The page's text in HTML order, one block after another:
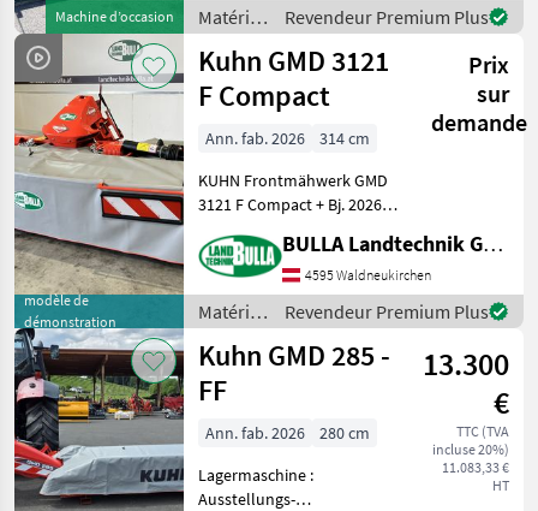
Machine d’occasion
de
Matériels
de
fenaison
/ Kuhn
Revendeur Premium Plus
modèle de
démonstration
Kuhn GMD 3121
F Compact
Prix
sur
demande
Ann. fab. 2026
314 cm
KUHN Frontmähwerk GMD
3121 F Compact + Bj. 2026,
14 m, Transportbreite 3
Meter + Optidisc Elite
Mähbalken, wartungsfrei +
7 Mähscheib
BULLA Landtechnik GmbH
4595 Waldneukirchen
Matériels
de
fenaison
/ Kuhn
Revendeur Premium Plus
Kuhn GMD 285 -
FF
13.300
€
TTC (TVA
incluse 20%)
11.083,33 €
HT
Ann. fab. 2026
280 cm
Lagermaschine :
Ausstellungs-